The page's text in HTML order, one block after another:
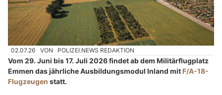
02.07.26 VON POLIZEI.NEWS REDAKTION
Vom 29. Juni bis 17. Juli 2026 findet ab dem Militärflugplatz
Emmen das jährliche Ausbildungsmodul Inland mit F/A-18-
Flugzeugen statt.